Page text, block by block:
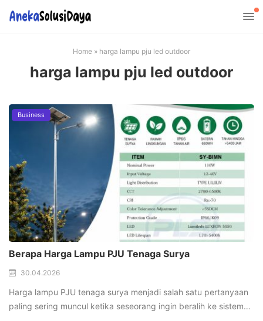
Home » harga lampu pju led outdoor
harga lampu pju led outdoor
Business
Berapa Harga Lampu PJU Tenaga Surya
30.04.2026
Harga lampu PJU tenaga surya menjadi salah satu pertanyaan
paling sering muncul ketika seseorang ingin beralih ke sistem…